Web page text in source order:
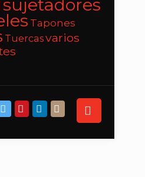
sujetadores
Tapones
Tuercasvarios